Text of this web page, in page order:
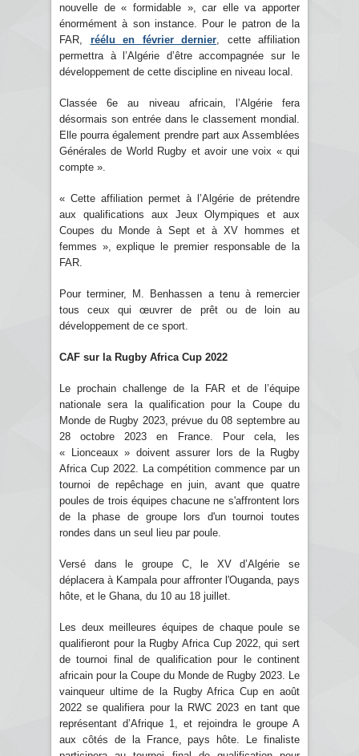
nouvelle de « formidable », car elle va apporter
énormément à son instance. Pour le patron de la
FAR, réélu en février dernier , cette affiliation
permettra à l’Algérie d’être accompagnée sur le
développement de cette discipline en niveau local.
Classée 6e au niveau africain, l’Algérie fera
désormais son entrée dans le classement mondial.
Elle pourra également prendre part aux Assemblées
Générales de World Rugby et avoir une voix « qui
compte ».
« Cette affiliation permet à l’Algérie de prétendre
aux qualifications aux Jeux Olympiques et aux
Coupes du Monde à Sept et à XV hommes et
femmes », explique le premier responsable de la
FAR.
Pour terminer, M. Benhassen a tenu à remercier
tous ceux qui œuvrer de prêt ou de loin au
développement de ce sport.
CAF sur la Rugby Africa Cup 2022
Le prochain challenge de la FAR et de l’équipe
nationale sera la qualification pour la Coupe du
Monde de Rugby 2023, prévue du 08 septembre au
28 octobre 2023 en France. Pour cela, les
« Lionceaux » doivent assurer lors de la Rugby
Africa Cup 2022. La compétition commence par un
tournoi de repêchage en juin, avant que quatre
poules de trois équipes chacune ne s'affrontent lors
de la phase de groupe lors d'un tournoi toutes
rondes dans un seul lieu par poule.
Versé dans le groupe C, le XV d’Algérie se
déplacera à Kampala pour affronter l'Ouganda, pays
hôte, et le Ghana, du 10 au 18 juillet.
Les deux meilleures équipes de chaque poule se
qualifieront pour la Rugby Africa Cup 2022, qui sert
de tournoi final de qualification pour le continent
africain pour la Coupe du Monde de Rugby 2023. Le
vainqueur ultime de la Rugby Africa Cup en août
2022 se qualifiera pour la RWC 2023 en tant que
représentant d’Afrique 1, et rejoindra le groupe A
aux côtés de la France, pays hôte. Le finaliste